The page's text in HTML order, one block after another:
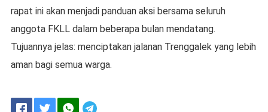
rapat ini akan menjadi panduan aksi bersama seluruh
anggota FKLL dalam beberapa bulan mendatang.
Tujuannya jelas: menciptakan jalanan Trenggalek yang lebih
aman bagi semua warga.